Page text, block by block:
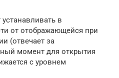
в
от отображающейся при
(отвечает за
момент для открытия
с уровнем